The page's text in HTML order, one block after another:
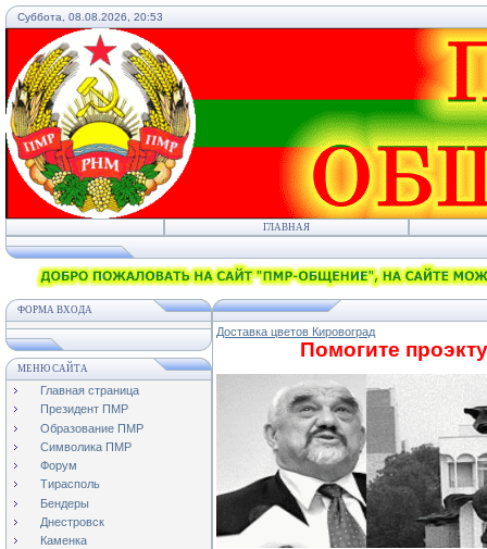
Суббота, 08.08.2026, 20:53
ГЛАВНАЯ
ФОРМА ВХОДА
МЕНЮ САЙТА
Главная страница
Президент ПМР
Образование ПМР
Символика ПМР
Форум
Тирасполь
Бендеры
Днестровск
Каменка
Доставка цветов Кировоград
Помогите